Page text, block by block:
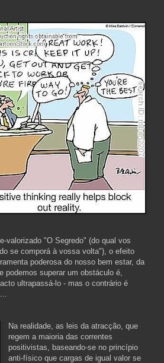
valorizado "O Segredo" (do qual vos
se comporá à vossa volta"), o efeito
poderosa do nosso bem estar, da
podemos superar um obstáculo é,
ultrapassá-lo - mas o contrário é
Na realidade, as leis da atracção, que
regem a maioria das correntes
positivistas, baseando-se no princípio
anti-físico que cargas de igual valor se